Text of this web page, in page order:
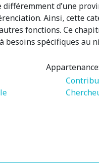
d’une
Ainsi, cette
fonctions. Ce
besoins spécifiques au
Appartenance: